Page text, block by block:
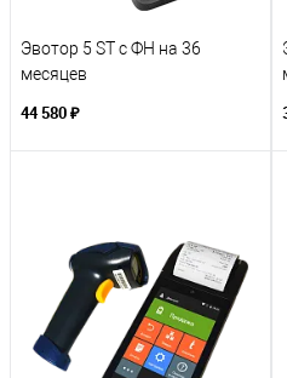
Эвотор 5 ST с ФН на 36
месяцев
44 580 ₽